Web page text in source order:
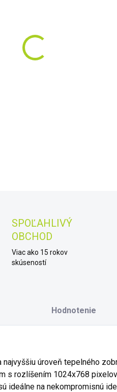
SPOĽAHLIVÝ
OBCHOD
Viac ako 15 rokov
skúseností
Hodnotenie
najvyššiu úroveň tepelného
s rozlíšením 1024x768
ideálne na nekompromisnú